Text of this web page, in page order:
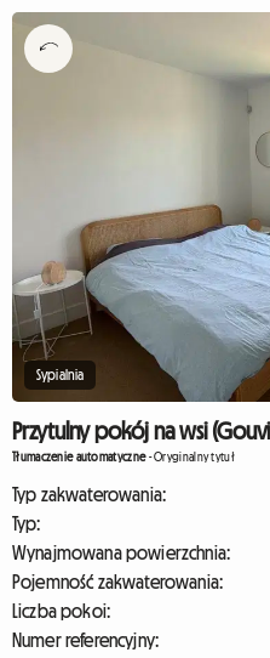
Sypialnia
Przytulny pokój na wsi
Tłumaczenie automatyczne-Oryginalny tytuł
Typ zakwaterowania:
Typ:
Wynajmowana powierzchnia:
Pojemność zakwaterowania:
Liczba pokoi:
Numer referencyjny: